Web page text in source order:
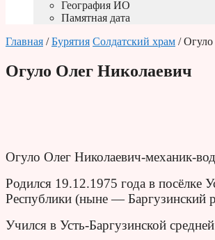
География ИО
Памятная дата
Главная /Бурятия Солдатский храм /
Огуло Олег Николаевич
Огуло Олег Николаевич-механик-
Родился 19.12.1975 года в посёлке
Республики (ныне — Баргузинский
Учился в Усть-Баргузинской